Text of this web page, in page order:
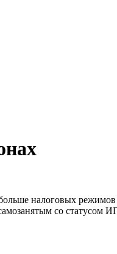
налоговых режимов
со статусом